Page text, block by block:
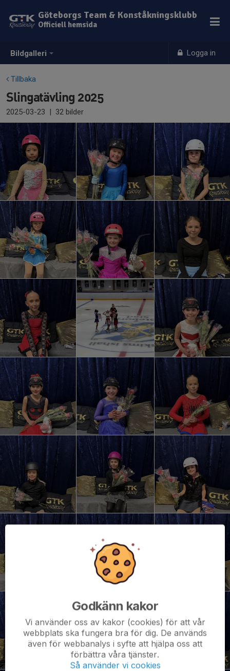
Bildgalleri Logga in
Göteborgs Team & Konståkningsklubb
Officiell hemsida
Tillbaka
Slingatävling 2025
2025-03-23 | 32 bilder
Godkänn kakor
Vi använder oss av kakor (cookies) för att vår
webbplats ska fungera bra för dig. De används
även för webbanalys i syfte att hjälpa oss att
förbättra våra tjänster.
Så använder vi cookies